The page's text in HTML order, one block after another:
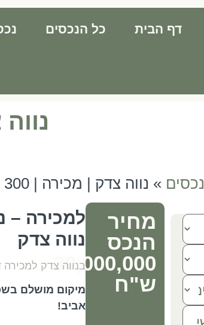
דף הבית כל הנכסים
נווה
נכסים » נווה צדק | מכירה | 300 מ״ר
מחיר
הנכס
30,000,000
ש"ח
למכירה –
נווה צדק
בנווה צדק למכירה
מיקום מושלם
אביב!